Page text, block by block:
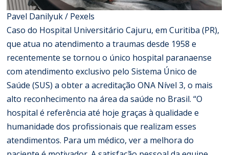
Pavel Danilyuk / Pexels
Caso do Hospital Universitário Cajuru, em Curitiba (PR),
que atua no atendimento a traumas desde 1958 e
recentemente se tornou o único hospital paranaense
com atendimento exclusivo pelo Sistema Único de
Saúde (SUS) a obter a acreditação ONA Nível 3, o mais
alto reconhecimento na área da saúde no Brasil. “O
hospital é referência até hoje graças à qualidade e
humanidade dos profissionais que realizam esses
atendimentos. Para um médico, ver a melhora do